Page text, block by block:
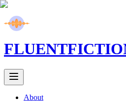
FLUENT
About